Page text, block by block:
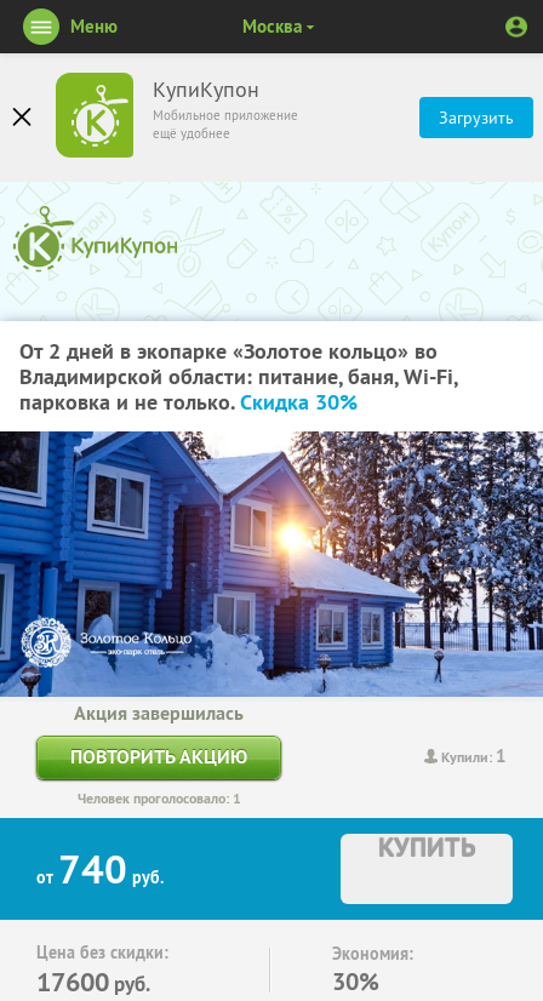
КупиКупон
Мобильное приложение
ещё удобнее
Загрузить
Меню Москва
От 2 дней в экопарке «Золотое кольцо» во
Владимирской области: питание, баня, Wi-Fi,
парковка и не только.Скидка 30%
Купили: 1
Акция завершилась
ПОВТОРИТЬ АКЦИЮ
Человек проголосовало: 1
от 740 руб.
КУПИТЬ
Цена без скидки:
17600 руб.
Экономия:
30%